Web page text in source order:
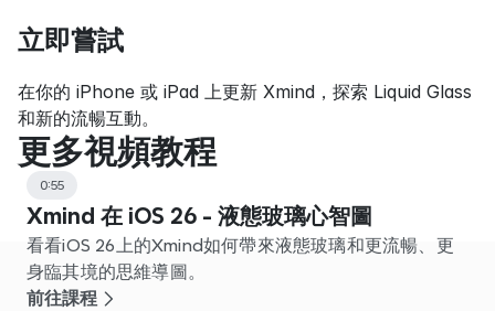
立即嘗試
在你的 iPhone 或 iPad 上更新 Xmind，探索 Liquid Glass
和新的流暢互動。
更多視頻教程
0:55
Xmind 在 iOS 26 - 液態玻璃心智圖
看看iOS 26上的Xmind如何帶來液態玻璃和更流暢、更
身臨其境的思維導圖。
前往課程